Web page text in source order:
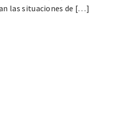
las situaciones de […]